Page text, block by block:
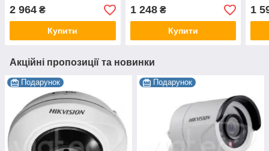
2 964 ₴
Купити
1 248₴
Купити
1
Акційні пропозиції та новинки
Подарунок Подарунок